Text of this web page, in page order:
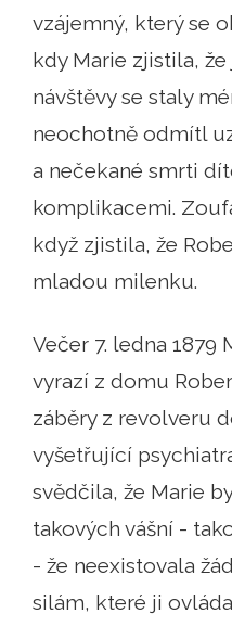
vzájemný, který se
kdy Marie zjistila,
návštěvy se staly
neochotně odmítl
a nečekané smrti
komplikacemi.
když zjistila, že
mladou milenku.
Večer 7. ledna 1879
vyrazí z domu
záběry z revolveru
vyšetřující
svědčila, že Marie
takových vášní -
- že neexistovala
silám, které ji